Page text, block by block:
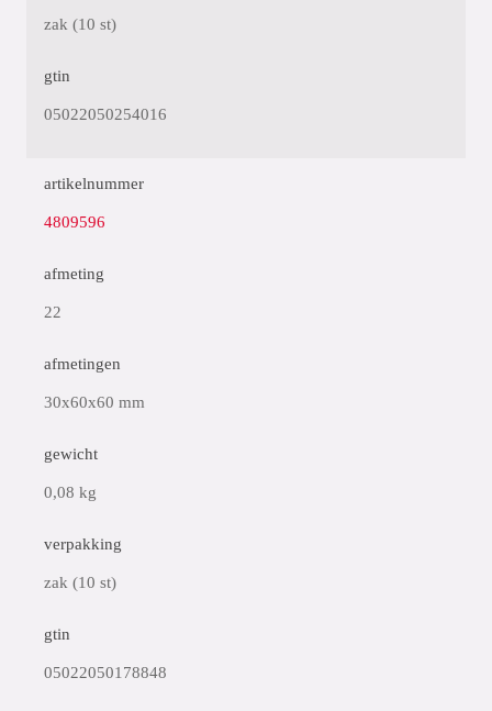
zak (10 st)
gtin
05022050254016
artikelnummer
4809596
afmeting
22
afmetingen
30x60x60 mm
gewicht
0,08 kg
verpakking
zak (10 st)
gtin
05022050178848